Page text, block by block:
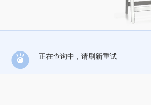
正在查询中，请刷新重试